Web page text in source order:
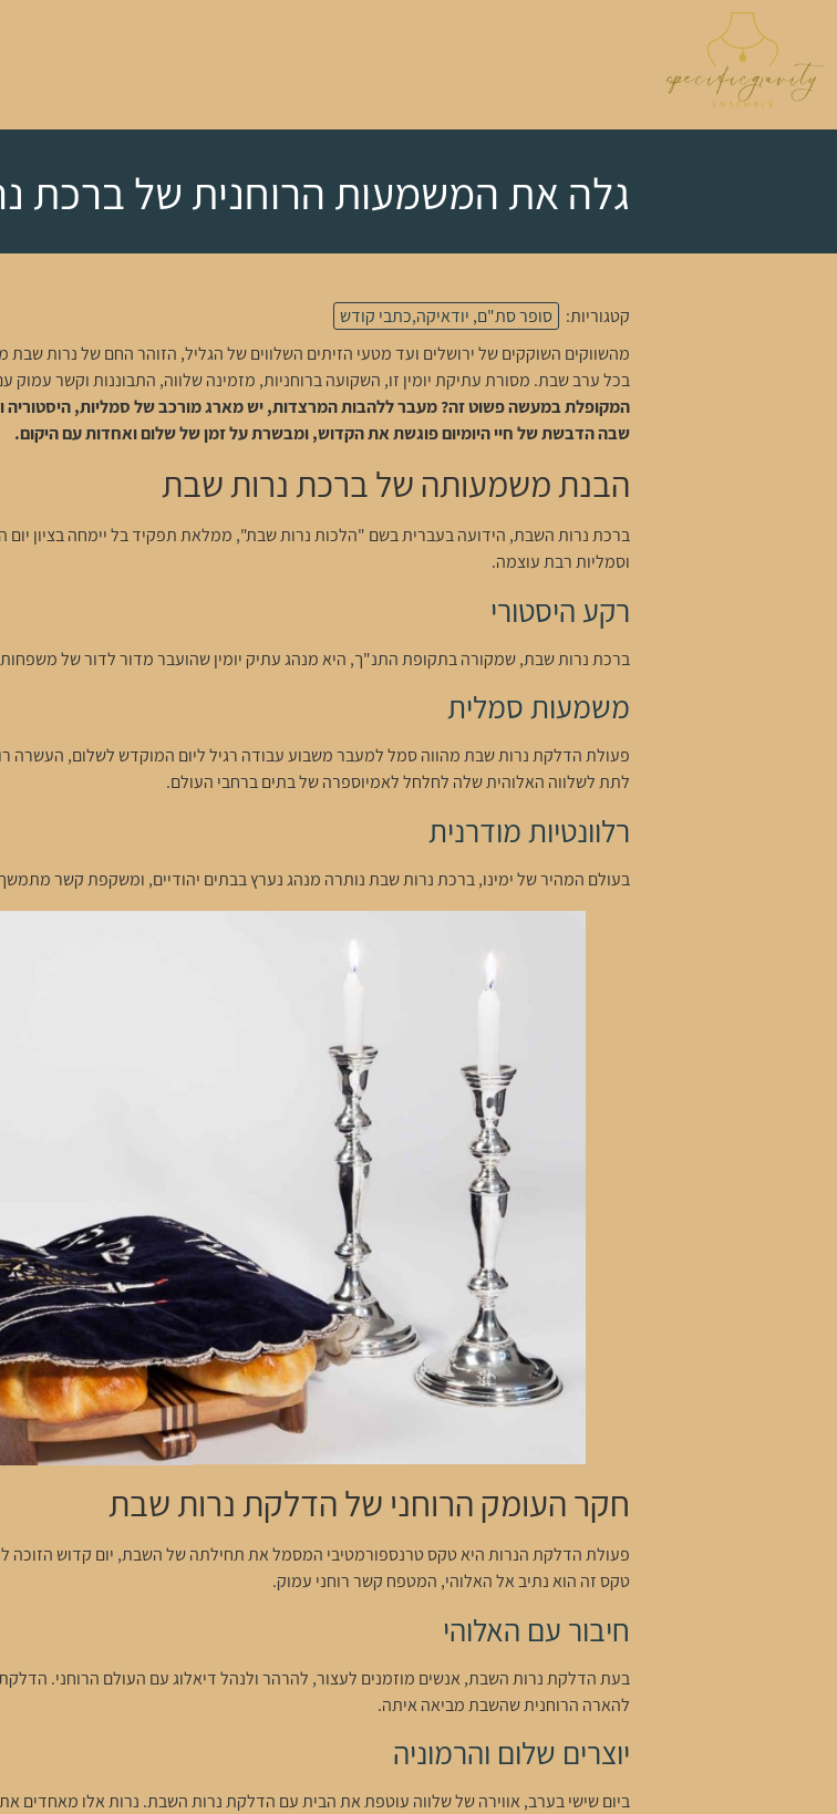
גלה את המשמעות הרוחנית של ברכת
קטגוריות:
סופר סת"ם, יודאיקה,כתבי קודש
מהשווקים השוקקים של ירושלים ועד מטעי הזיתים השלווים של הגליל, הזוהר החם של נרות
בכל ערב שבת. מסורת עתיקת יומין זו, השקועה ברוחניות, מזמינה שלווה, התבוננות וקשר עמוק
המקופלת במעשה פשוט זה? מעבר ללהבות המרצדות, יש מארג מורכב של סמליות, היסטוריה
שבה הדבשת של חיי היומיום פוגשת את הקדוש, ומבשרת על זמן של שלום ואחדות עם היקום.
הבנת משמעותה של ברכת נרות שבת
ברכת נרות השבת, הידועה בעברית בשם "הלכות נרות שבת", ממלאת תפקיד בל יימחה בציון יום
וסמליות רבת עוצמה.
רקע היסטורי
ברכת נרות שבת, שמקורה בתקופת התנ"ך, היא מנהג עתיק יומין שהועבר מדור לדור של
משמעות סמלית
פעולת הדלקת נרות שבת מהווה סמל למעבר משבוע עבודה רגיל ליום המוקדש לשלום, העשרה
לתת לשלווה האלוהית שלה לחלחל לאמיוספרה של בתים ברחבי העולם.
רלוונטיות מודרנית
בעולם המהיר של ימינו, ברכת נרות שבת נותרה מנהג נערץ בבתים יהודיים, ומשקפת קשר מתמשך
חקר העומק הרוחני של הדלקת נרות שבת
פעולת הדלקת הנרות היא טקס טרנספורמטיבי המסמל את תחילתה של השבת, יום קדוש הזוכה
טקס זה הוא נתיב אל האלוהי, המטפח קשר רוחני עמוק.
חיבור עם האלוהי
בעת הדלקת נרות השבת, אנשים מוזמנים לעצור, להרהר ולנהל דיאלוג עם העולם הרוחני. הדלקת
להארה הרוחנית שהשבת מביאה איתה.
יוצרים שלום והרמוניה
ביום שישי בערב, אווירה של שלווה עוטפת את הבית עם הדלקת נרות השבת. נרות אלו מאחדים